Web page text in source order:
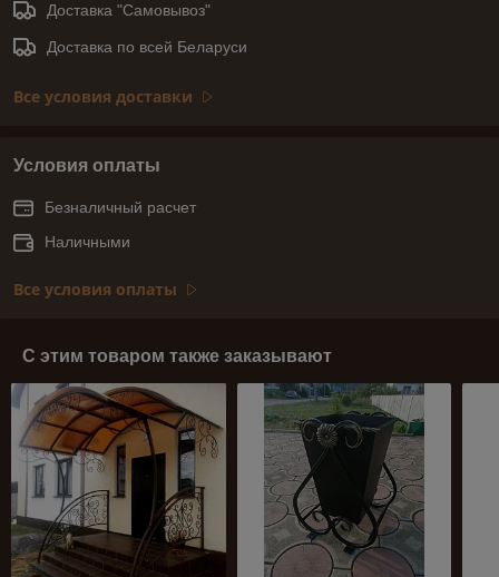
Доставка "Самовывоз"
Доставка по всей Беларуси
Все условия доставки
Условия оплаты
Безналичный расчет
Наличными
Все условия оплаты
С этим товаром также заказывают